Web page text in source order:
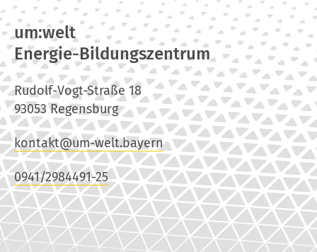
um:welt
Energie-Bildungszentrum
Rudolf-Vogt-Straße 18
93053 Regensburg
kontakt@um-welt.bayern
0941/2984491-25